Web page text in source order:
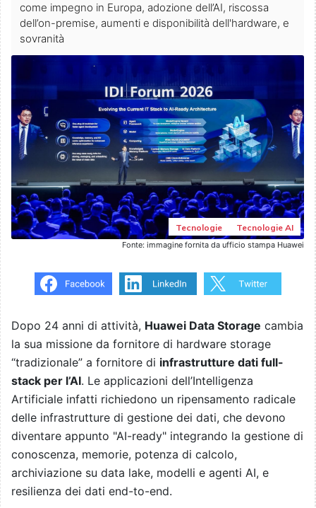
come impegno in Europa, adozione dell’AI, riscossa
dell’on-premise, aumenti e disponibilità dell'hardware, e
sovranità
Tecnologie Tecnologie AI
Fonte: immagine fornita da ufficio stampa Huawei
Dopo 24 anni di attività, Huawei Data Storage cambia
la sua missione da fornitore di hardware storage
“tradizionale” a fornitore di infrastrutture dati full-
stack per l’AI. Le applicazioni dell’Intelligenza
Artificiale infatti richiedono un ripensamento radicale
delle infrastrutture di gestione dei dati, che devono
diventare appunto "AI-ready" integrando la gestione di
conoscenza, memorie, potenza di calcolo,
archiviazione su data lake, modelli e agenti AI, e
resilienza dei dati end-to-end.